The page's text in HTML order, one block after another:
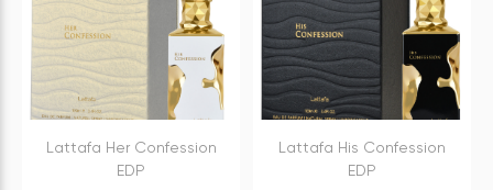
Lattafa Her Confession
EDP
Lattafa His Confession
EDP